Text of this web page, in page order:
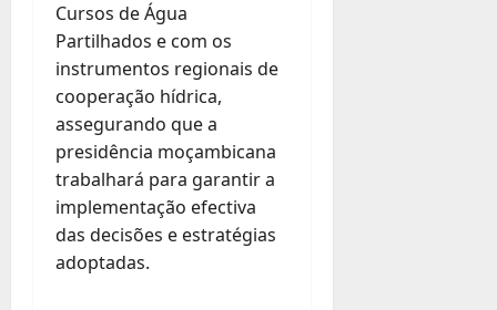
Cursos de Água
Partilhados e com os
instrumentos regionais de
cooperação hídrica,
assegurando que a
presidência moçambicana
trabalhará para garantir a
implementação efectiva
das decisões e estratégias
adoptadas.